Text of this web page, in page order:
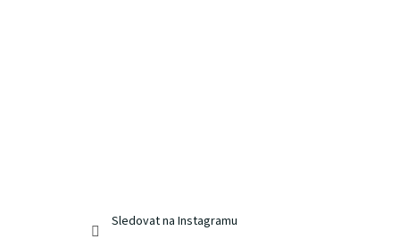
Sledovat na Instagramu